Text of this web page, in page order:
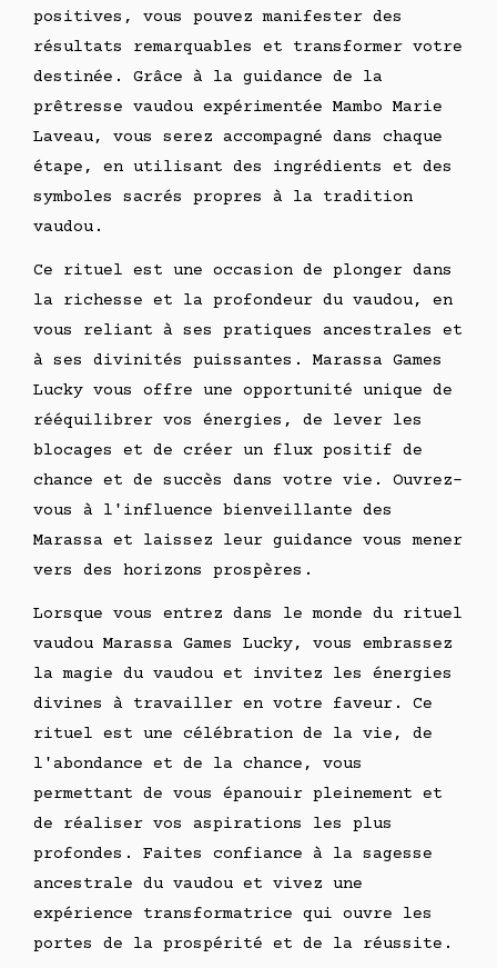
positives, vous pouvez manifester des
résultats remarquables et transformer votre
destinée. Grâce à la guidance de la
prêtresse vaudou expérimentée Mambo Marie
Laveau, vous serez accompagné dans chaque
étape, en utilisant des ingrédients et des
symboles sacrés propres à la tradition
vaudou.
Ce rituel est une occasion de plonger dans
la richesse et la profondeur du vaudou, en
vous reliant à ses pratiques ancestrales et
à ses divinités puissantes. Marassa Games
Lucky vous offre une opportunité unique de
rééquilibrer vos énergies, de lever les
blocages et de créer un flux positif de
chance et de succès dans votre vie. Ouvrez-
vous à l'influence bienveillante des
Marassa et laissez leur guidance vous mener
vers des horizons prospères.
Lorsque vous entrez dans le monde du rituel
vaudou Marassa Games Lucky, vous embrassez
la magie du vaudou et invitez les énergies
divines à travailler en votre faveur. Ce
rituel est une célébration de la vie, de
l'abondance et de la chance, vous
permettant de vous épanouir pleinement et
de réaliser vos aspirations les plus
profondes. Faites confiance à la sagesse
ancestrale du vaudou et vivez une
expérience transformatrice qui ouvre les
portes de la prospérité et de la réussite.